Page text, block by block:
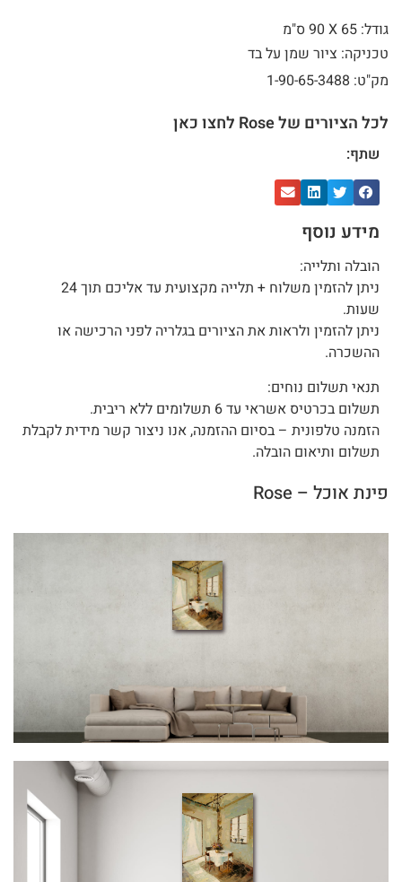
גודל: 65 X
90 ס"מ
טכניקה: ציור שמן על בד
מק"ט: 1-90-65-3488
לכל הציורים של Rose לחצו כאן
שתף:
מידע נוסף
הובלה ותלייה:
ניתן להזמין משלוח + תלייה מקצועית עד אליכם תוך 24
שעות.
ניתן להזמין ולראות את הציורים בגלריה לפני הרכישה או
ההשכרה.
תנאי תשלום נוחים:
תשלום בכרטיס אשראי עד 6 תשלומים ללא ריבית.
הזמנה טלפונית – בסיום ההזמנה, אנו ניצור קשר מידית לקבלת
תשלום ותיאום הובלה.
פינת אוכל – Rose